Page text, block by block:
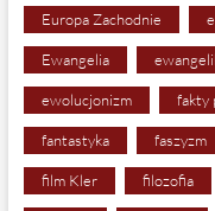
Europa Zachodnie
Ewangelia
ewolucjonizm fakty
fantastyka faszyzm
film Kler filozofia